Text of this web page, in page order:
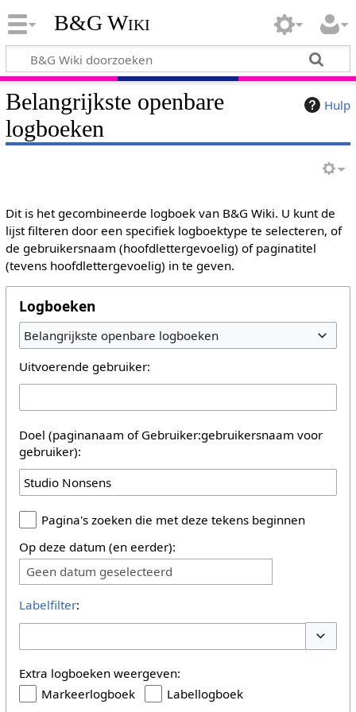
B&G Wiki
Hulp
Belangrijkste openbare
logboeken
Dit is het gecombineerde logboek van B&G Wiki. U kunt de
lijst filteren door een specifiek logboektype te selecteren, of
de gebruikersnaam (hoofdlettergevoelig) of paginatitel
(tevens hoofdlettergevoelig) in te geven.
Logboeken
Belangrijkste openbare logboeken
Uitvoerende gebruiker:
Doel (paginanaam of Gebruiker:gebruikersnaam voor
gebruiker):
Pagina's zoeken die met deze tekens beginnen
Op deze datum (en eerder):
Geen datum geselecteerd
Labelfilter:
Extra logboeken weergeven:
Markeerlogboek
Labellogboek